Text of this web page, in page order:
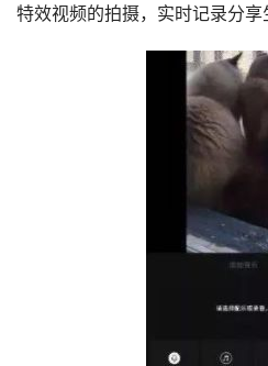
特效视频的拍摄，实时记录分享